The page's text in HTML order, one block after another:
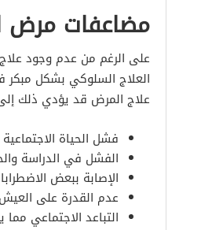
مضاعفات مرض
على الرغم من عدم وجود علاج
العلاج السلوكي بشكل
علاج المرض قد يؤدي ذلك
فشل الحياة
الفشل في الدراسة
الإصابة ببعض
عدم القدرة على
التباعد الاجتماعي